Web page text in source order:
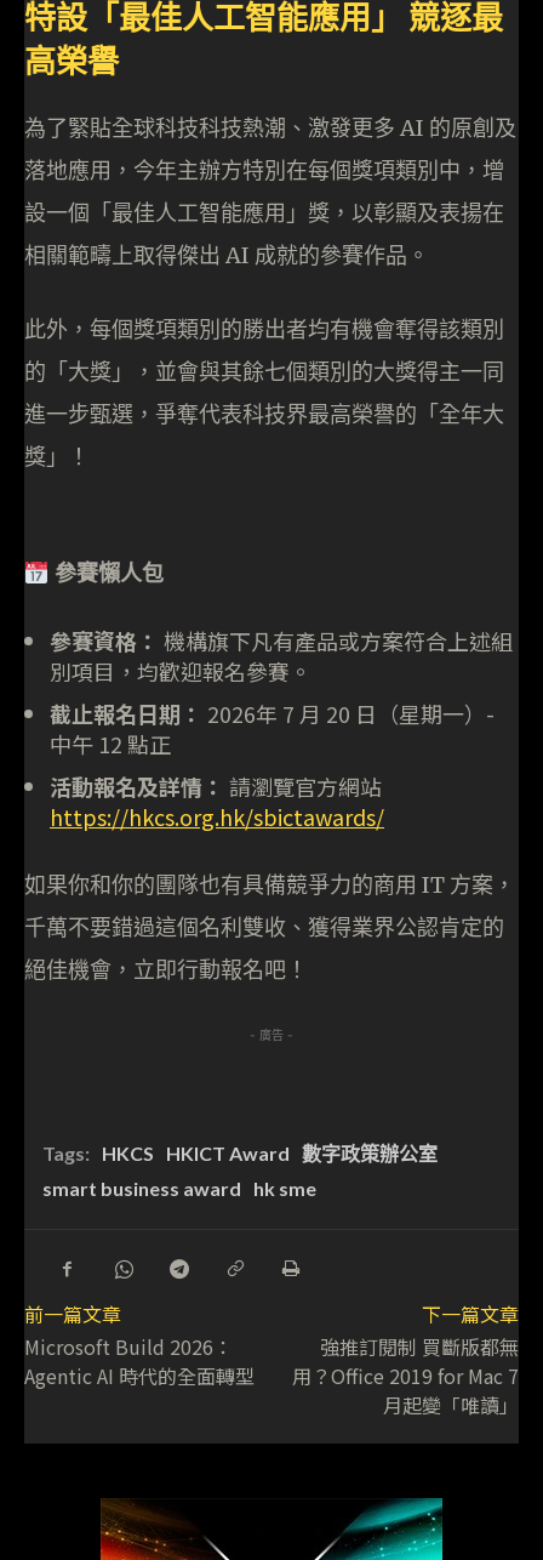
特設「最佳人工智能應用」 競逐最
高榮譽
為了緊貼全球科技科技熱潮、激發更多 AI 的原創及
落地應用，今年主辦方特別在每個獎項類別中，增
設一個「最佳人工智能應用」獎，以彰顯及表揚在
相關範疇上取得傑出 AI 成就的參賽作品。
此外，每個獎項類別的勝出者均有機會奪得該類別
的「大獎」，並會與其餘七個類別的大獎得主一同
進一步甄選，爭奪代表科技界最高榮譽的「全年大
獎」！
參賽懶人包
參賽資格： 機構旗下凡有產品或方案符合上述組
別項目，均歡迎報名參賽。
截止報名日期： 2026年 7 月 20 日（星期一）-
中午 12 點正
活動報名及詳情： 請瀏覽官方網站
https://hkcs.org.hk/sbictawards/
如果你和你的團隊也有具備競爭力的商用 IT 方案，
千萬不要錯過這個名利雙收、獲得業界公認肯定的
絕佳機會，立即行動報名吧！
- 廣告 -
Tags: HKCS HKICT Award 數字政策辦公室
smart business award
hk sme
前一篇文章
Microsoft Build 2026：
Agentic AI 時代的全面轉型
下一篇文章
強推訂閱制 買斷版都無
用？Office 2019 for Mac 7
月起變「唯讀」